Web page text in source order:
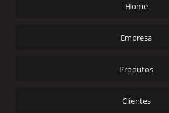
HOT STAMPING EM PEÇAS PLASTICAS
Home
Empresa
Produtos
Clientes